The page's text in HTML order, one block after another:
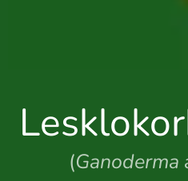
(Ganoderma